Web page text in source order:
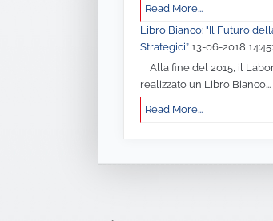
Read More...
Libro Bianco: "Il Futuro
Strategici” 13-06-2018
Alla fine del 2015, il
realizzato un Libro Bianco...
Read More...